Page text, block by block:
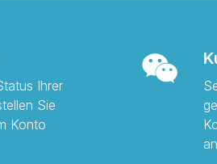
Ihrer
Sie
Konto